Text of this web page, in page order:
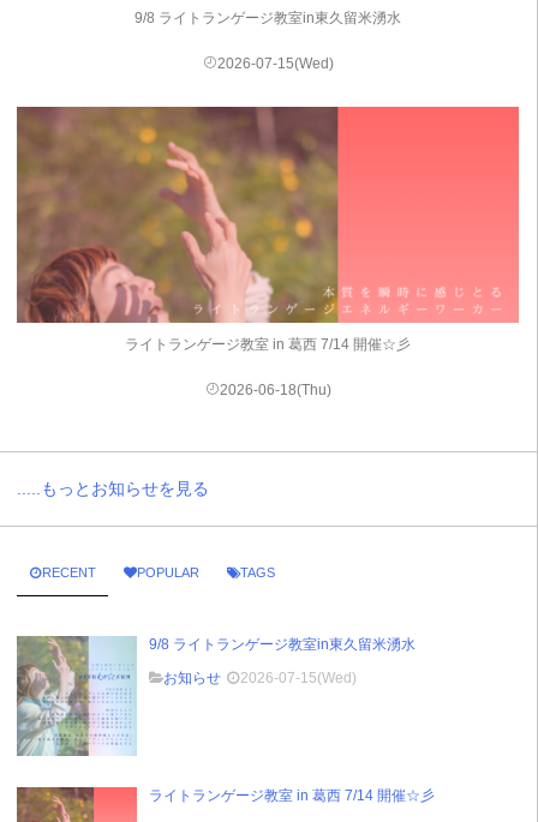
9/8 ライトランゲージ教室in東久留米湧水
2026-07-15(Wed)
ライトランゲージ教室 in 葛西 7/14 開催☆彡
2026-06-18(Thu)
.....もっとお知らせを見る
RECENT POPULAR TAGS
9/8 ライトランゲージ教室in東久留米湧水
お知らせ
2026-07-15(Wed)
ライトランゲージ教室 in 葛西 7/14 開催☆彡